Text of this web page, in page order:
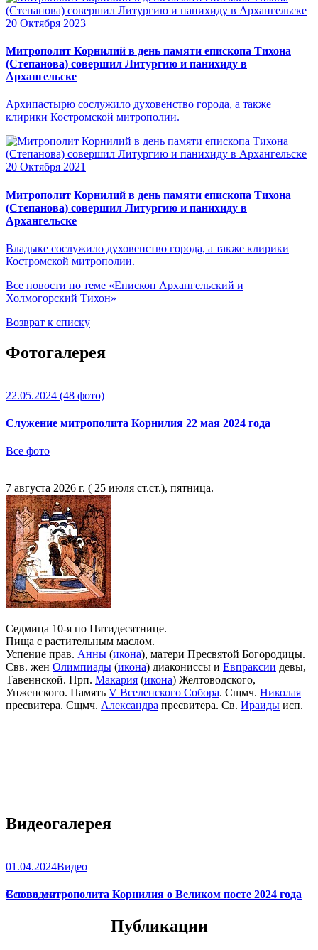
20 Октября 2023
Митрополит Корнилий в день памяти епископа Тихона
(Степанова) совершил Литургию и панихиду в
Архангельске
Архипастырю сослужило духовенство города, а также
клирики Костромской митрополии.
20 Октября 2021
Митрополит Корнилий в день памяти епископа Тихона
(Степанова) совершил Литургию и панихиду в
Архангельске
Владыке сослужило духовенство города, а также клирики
Костромской митрополии.
Все новости по теме «Епископ Архангельский и
Холмогорский Тихон»
Возврат к списку
Фотогалерея
22.05.2024 (48 фото)
Служение митрополита Корнилия 22 мая 2024 года
Все фото
7 августа 2026 г. ( 25 июля ст.ст.), пятница.
Седмица 10-я по Пятидесятнице.
Пища с растительным маслом.
Успение прав. Анны (икона), матери Пресвятой Богородицы.
Свв. жен Олимпиады (икона) диакониссы и Евпраксии девы,
Тавеннской. Прп. Макария (икона) Желтоводского,
Унженского. Память V Вселенского Собора. Сщмч. Николая
пресвитера. Сщмч. Александра пресвитера. Св. Ираиды исп.
Видеогалерея
01.04.2024Видео
Слово митрополита Корнилия о Великом посте 2024 года
Все видео
Публикации